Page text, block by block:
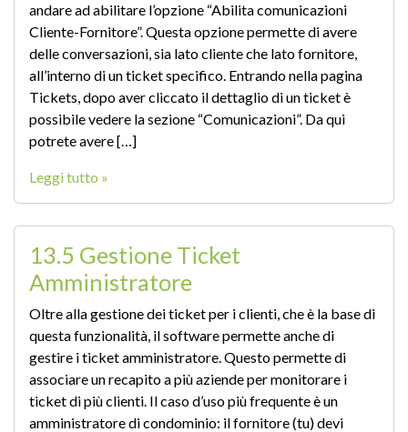
andare ad abilitare l’opzione “Abilita comunicazioni
Cliente-Fornitore”. Questa opzione permette di avere
delle conversazioni, sia lato cliente che lato fornitore,
all’interno di un ticket specifico. Entrando nella pagina
Tickets, dopo aver cliccato il dettaglio di un ticket è
possibile vedere la sezione “Comunicazioni”. Da qui
potrete avere […]
Leggi tutto »
13.5 Gestione Ticket
Amministratore
Oltre alla gestione dei ticket per i clienti, che è la base di
questa funzionalità, il software permette anche di
gestire i ticket amministratore. Questo permette di
associare un recapito a più aziende per monitorare i
ticket di più clienti. Il caso d’uso più frequente è un
amministratore di condominio: il fornitore (tu) devi